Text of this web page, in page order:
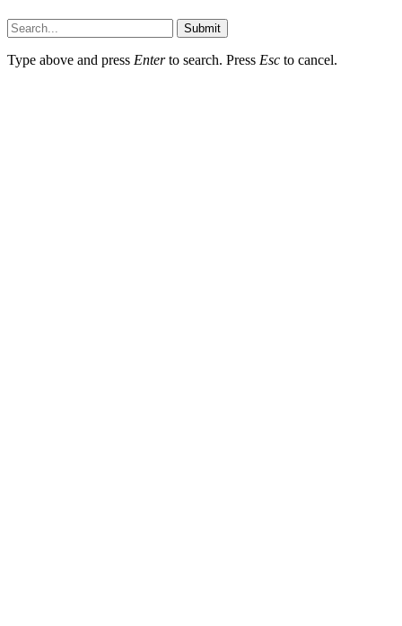
Submit
Type above and press Enterto search. Press Esc to cancel.